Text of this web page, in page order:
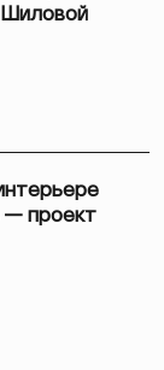
Шиловой
— проект